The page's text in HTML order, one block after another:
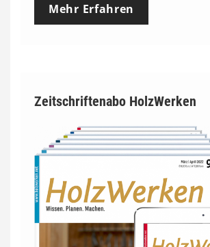
Mehr Erfahren
Zeitschriftenabo HolzWerken